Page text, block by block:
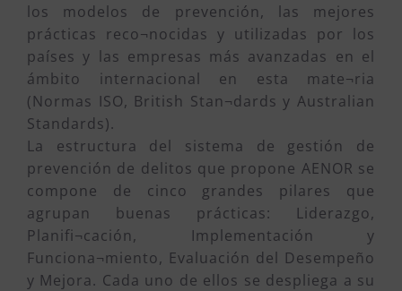
los modelos de prevención, las mejores
prácticas reco¬nocidas y utilizadas por los
países y las empresas más avanzadas en el
ámbito internacional en esta mate¬ria
(Normas ISO, British Stan¬dards y Australian
Standards).
La estructura del sistema de gestión de
prevención de delitos que propone AENOR se
compone de cinco grandes pilares que
agrupan buenas prácticas: Liderazgo,
Planifi¬cación, Implementación y
Funciona¬miento, Evaluación del Desempeño
y Mejora. Cada uno de ellos se despliega a su